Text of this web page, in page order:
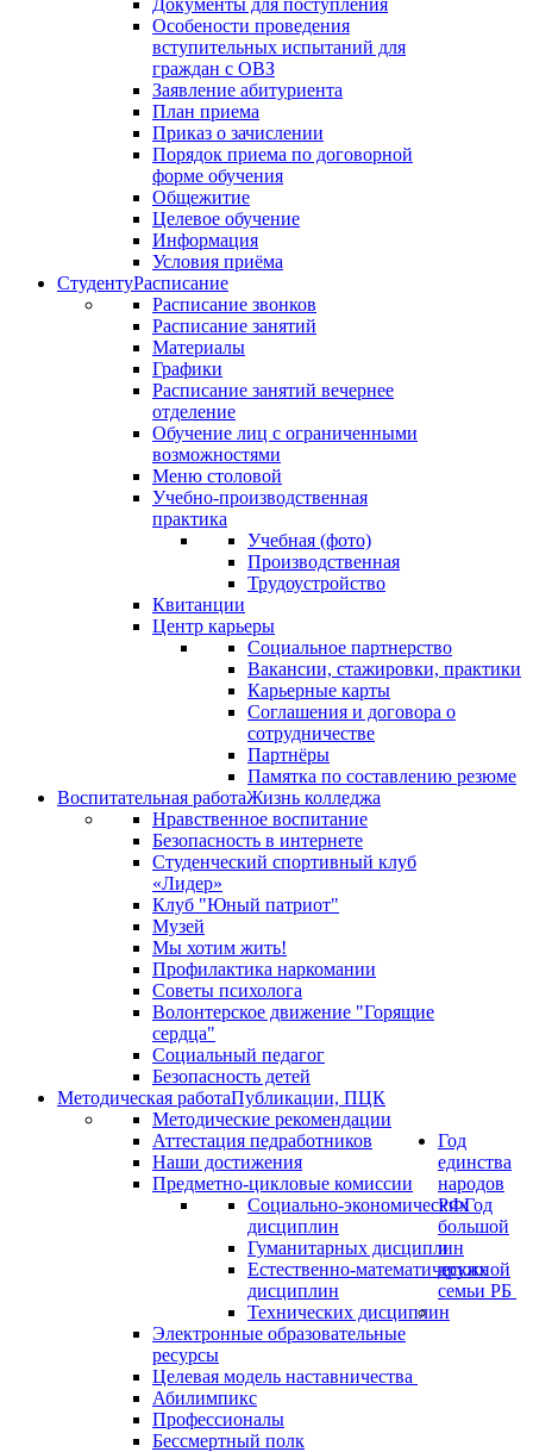
Документы для поступления
Особености проведения
вступительных испытаний для
граждан с ОВЗ
Заявление абитуриента
План приема
Приказ о зачислении
Порядок приема по договорной
форме обучения
Общежитие
Целевое обучение
Информация
Условия приёма
СтудентуРасписание
Расписание звонков
Расписание занятий
Материалы
Графики
Расписание занятий вечернее
отделение
Обучение лиц с ограниченными
возможностями
Меню столовой
Учебно-производственная
практика
Учебная (фото)
Производственная
Трудоустройство
Квитанции
Центр карьеры
Социальное партнерство
Вакансии, стажировки, практики
Карьерные карты
Соглашения и договора о
сотрудничестве
Партнёры
Памятка по составлению резюме
Воспитательная работаЖизнь колледжа
Нравственное воспитание
Безопасность в интернете
Студенческий спортивный клуб
«Лидер»
Клуб "Юный патриот"
Музей
Мы хотим жить!
Профилактика наркомании
Советы психолога
Волонтерское движение "Горящие
сердца"
Социальный педагог
Безопасность детей
Методическая работаПубликации, ПЦК
Методические рекомендации
Аттестация педработников
Наши достижения
Предметно-цикловые комиссии
Социально-экономических
дисциплин
Гуманитарных дисциплин
Естественно-математических
дисциплин
Технических дисциплин
Электронные образовательные
ресурсы
Целевая модель наставничества
Абилимпикс
Профессионалы
Год
единства
народов
РФГод
большой
и
дружной
семьи РБ
Бессмертный полк